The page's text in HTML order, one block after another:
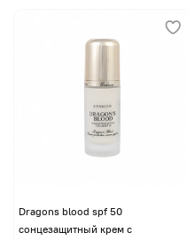
Dragons blood spf 50
сонцезащитный крем с